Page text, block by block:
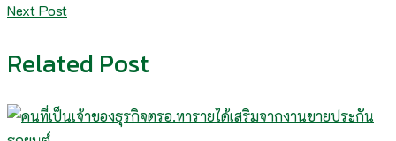
Next Post
Related Post